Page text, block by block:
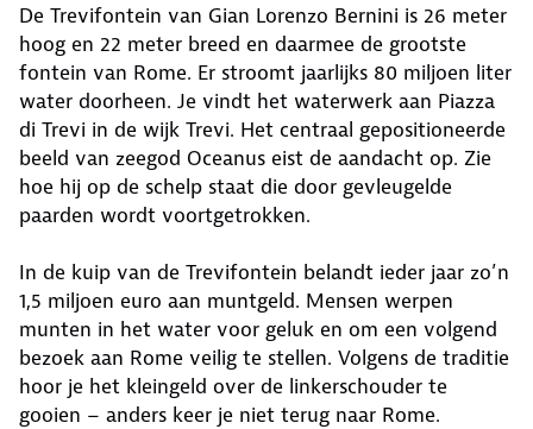
De Trevifontein van Gian Lorenzo Bernini is 26 meter
hoog en 22 meter breed en daarmee de grootste
fontein van Rome. Er stroomt jaarlijks 80 miljoen liter
water doorheen. Je vindt het waterwerk aan Piazza
di Trevi in de wijk Trevi. Het centraal gepositioneerde
beeld van zeegod Oceanus eist de aandacht op. Zie
hoe hij op de schelp staat die door gevleugelde
paarden wordt voortgetrokken.
In de kuip van de Trevifontein belandt ieder jaar zo’n
1,5 miljoen euro aan muntgeld. Mensen werpen
munten in het water voor geluk en om een volgend
bezoek aan Rome veilig te stellen. Volgens de traditie
hoor je het kleingeld over de linkerschouder te
gooien – anders keer je niet terug naar Rome.